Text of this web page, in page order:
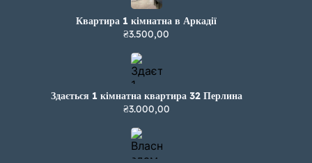
Квартира 1 кімнатна в Аркадії
₴3.500,00
Здається 1 кімнатна квартира 32 Перлина
₴3.000,00